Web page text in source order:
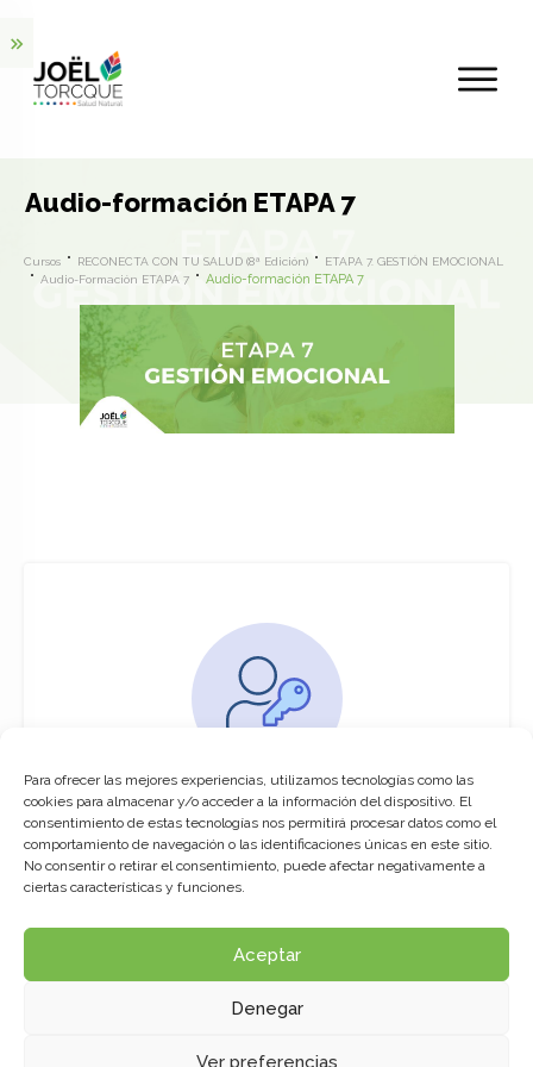
Para ofrecer las mejores experiencias, utilizamos tecnologías como las
cookies para almacenar y/o acceder a la información del dispositivo. El
consentimiento de estas tecnologías nos permitirá procesar datos como el
comportamiento de navegación o las identificaciones únicas en este sitio.
No consentir o retirar el consentimiento, puede afectar negativamente a
ciertas características y funciones.
Aceptar
Denegar
Ver preferencias
Audio-formación ETAPA 7
Cursos RECONECTA CON TU SALUD (8ª Edición)
ETAPA 7. GESTIÓN EMOCIONAL
Audio-Formación ETAPA 7
Audio-formación ETAPA 7
You must be logged in to access this
course
This course is only available for registered
Click here to login